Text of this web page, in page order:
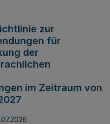
zur
für
der
im Zeitraum von